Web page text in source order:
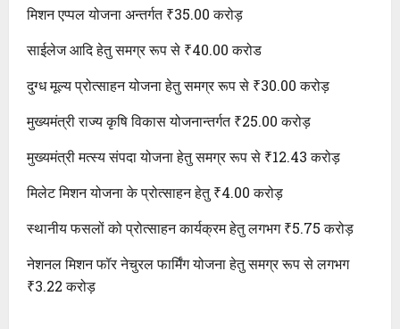
मिशन एप्पल योजना अन्तर्गत ₹35.00 करोड़
साईलेज आदि हेतु समग्र रूप से ₹40.00 करोड
दुग्ध मूल्य प्रोत्साहन योजना हेतु समग्र रूप से ₹30.00 करोड़
मुख्यमंत्री राज्य कृषि विकास योजनान्तर्गत ₹25.00 करोड़
मुख्यमंत्री मत्स्य संपदा योजना हेतु समग्र रूप से ₹12.43 करोड़
मिलेट मिशन योजना के प्रोत्साहन हेतु ₹4.00 करोड़
स्थानीय फसलों को प्रोत्साहन कार्यक्रम हेतु लगभग ₹5.75 करोड़
नेशनल मिशन फॉर नेचुरल फार्मिंग योजना हेतु समग्र रूप से लगभग
₹3.22 करोड़